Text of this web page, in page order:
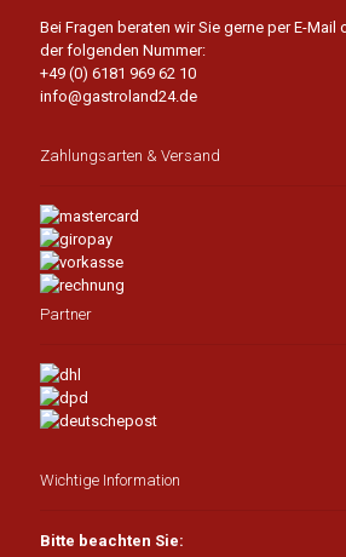
Bei Fragen beraten wir Sie gerne per E-
der folgenden Nummer:
+49 (0) 6181 969 62 10
info@gastroland24.de
Zahlungsarten & Versand
Partner
Wichtige Information
Bitte beachten Sie: